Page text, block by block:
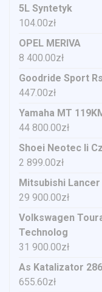
5L Syntetyk
104.00zł
OPEL MERIVA
8 400.00zł
Goodride Sport
447.00zł
Yamaha MT
44 800.00zł
Shoei Neotec Ii
2 899.00zł
Mitsubishi
29 900.00zł
Volkswagen
Technolog
31 900.00zł
As Katalizator
655.60zł